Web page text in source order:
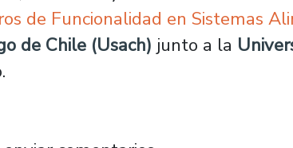
de Funcionalidad en Sistemas
de Chile (Usach) junto a la